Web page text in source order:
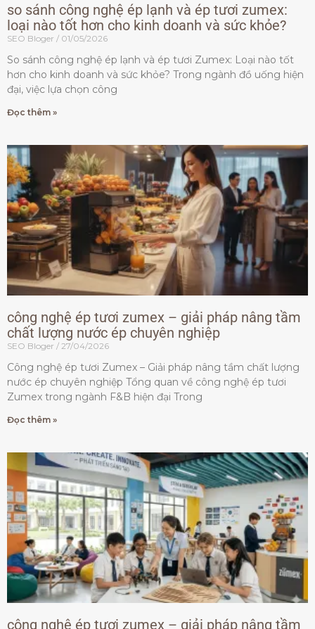
so sánh công nghệ ép lạnh và ép tươi zumex:
loại nào tốt hơn cho kinh doanh và sức khỏe?
SEO Bloger 01/05/2026
So sánh công nghệ ép lạnh và ép tươi Zumex: Loại nào tốt
hơn cho kinh doanh và sức khỏe? Trong ngành đồ uống hiện
đại, việc lựa chọn công
Đọc thêm »
công nghệ ép tươi zumex – giải pháp nâng tầm
chất lượng nước ép chuyên nghiệp
SEO Bloger 27/04/2026
Công nghệ ép tươi Zumex – Giải pháp nâng tầm chất lượng
nước ép chuyên nghiệp Tổng quan về công nghệ ép tươi
Zumex trong ngành F&B hiện đại Trong
Đọc thêm »
công nghệ ép tươi zumex – giải pháp nâng tầm